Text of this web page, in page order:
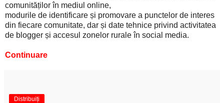
comunităților în mediul online,
modurile de identificare și promovare a punctelor de interes
din fiecare comunitate, dar și date tehnice privind activitatea
de blogger și accesul zonelor rurale în social media.
Continuare
Distribuiți